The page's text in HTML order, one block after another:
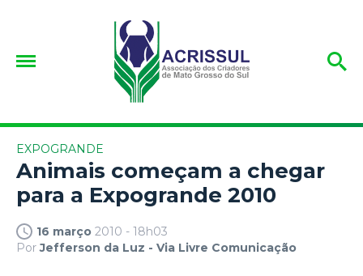
EXPOGRANDE
Animais começam a chegar
para a Expogrande 2010
16 março 2010 - 18h03
PorJefferson da Luz - Via Livre Comunicação